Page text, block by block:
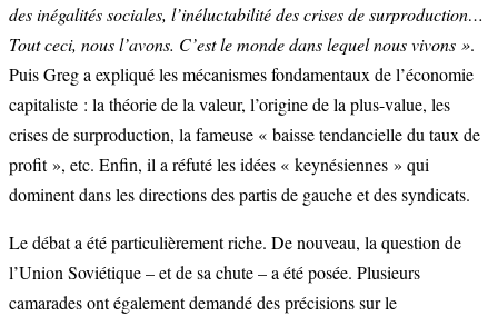
des inégalités sociales, l’inéluctabilité des crises de surproduction…
Tout ceci, nous l’avons. C’est le monde dans lequel nous vivons ».
Puis Greg a expliqué les mécanismes fondamentaux de l’économie
capitaliste : la théorie de la valeur, l’origine de la plus-value, les
crises de surproduction, la fameuse « baisse tendancielle du taux de
profit », etc. Enfin, il a réfuté les idées « keynésiennes » qui
dominent dans les directions des partis de gauche et des syndicats.
Le débat a été particulièrement riche. De nouveau, la question de
l’Union Soviétique – et de sa chute – a été posée. Plusieurs
camarades ont également demandé des précisions sur le